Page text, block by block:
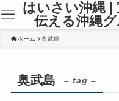
はいさい沖縄 |
伝える沖縄
ホーム 奥武島
奥武島 – tag –